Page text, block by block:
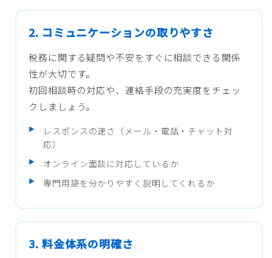
2. コミュニケーションの取りやすさ
税務に関する疑問や不安をすぐに相談できる関係
性が大切です。
初回相談時の対応や、連絡手段の充実度をチェッ
クしましょう。
レスポンスの速さ（メール・電話・チャット対
応）
オンライン面談に対応しているか
専門用語を分かりやすく説明してくれるか
3. 料金体系の明確さ